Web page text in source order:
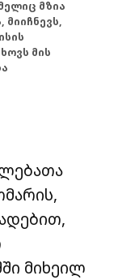
მზია
მის
მიხეილ